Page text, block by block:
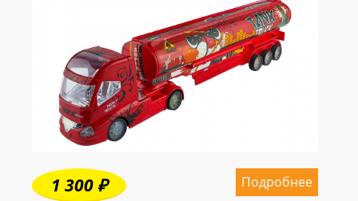
Подробнее
1 300 ₽